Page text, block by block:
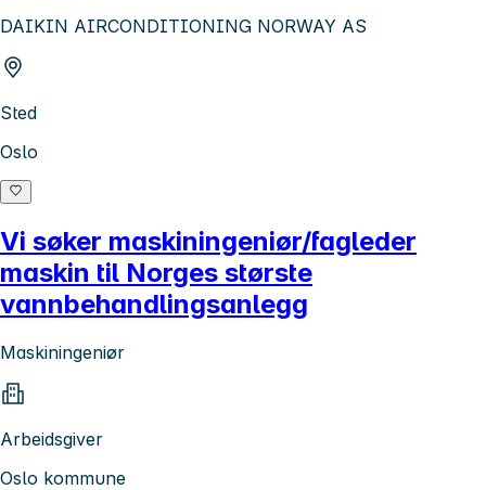
DAIKIN AIRCONDITIONING NORWAY AS
Sted
Oslo
Vi søker maskiningeniør/fagleder
maskin til Norges største
vannbehandlingsanlegg
Maskiningeniør
Arbeidsgiver
Oslo kommune